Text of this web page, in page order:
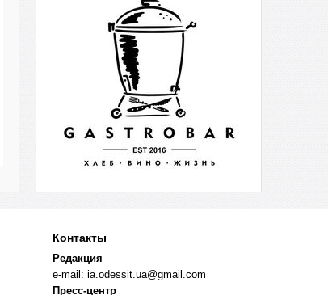
Контакты
Редакция
e-mail: ia.odessit.ua@gmail.com
Пресс-центр